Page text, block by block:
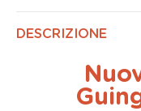
DESCRIZIONE